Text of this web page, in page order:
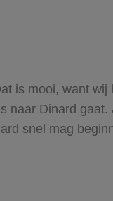
is mooi, want
Dinard
snel mag